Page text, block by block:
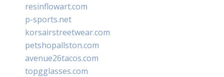
resinflowart.com
p-sports.net
korsairstreetwear.com
petshopallston.com
avenue26tacos.com
topgglasses.com